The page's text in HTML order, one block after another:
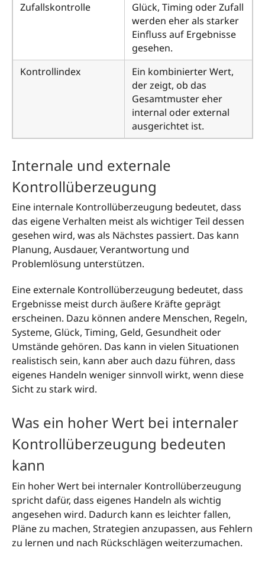
Zufallskontrolle
Glück, Timing oder Zufall
werden eher als starker
Einfluss auf Ergebnisse
gesehen.
Kontrollindex
Ein kombinierter Wert,
der zeigt, ob das
Gesamtmuster eher
internal oder external
ausgerichtet ist.
Internale und externale
Kontrollüberzeugung
Eine internale Kontrollüberzeugung bedeutet, dass
das eigene Verhalten meist als wichtiger Teil dessen
gesehen wird, was als Nächstes passiert. Das kann
Planung, Ausdauer, Verantwortung und
Problemlösung unterstützen.
Eine externale Kontrollüberzeugung bedeutet, dass
Ergebnisse meist durch äußere Kräfte geprägt
erscheinen. Dazu können andere Menschen, Regeln,
Systeme, Glück, Timing, Geld, Gesundheit oder
Umstände gehören. Das kann in vielen Situationen
realistisch sein, kann aber auch dazu führen, dass
eigenes Handeln weniger sinnvoll wirkt, wenn diese
Sicht zu stark wird.
Was ein hoher Wert bei internaler
Kontrollüberzeugung bedeuten
kann
Ein hoher Wert bei internaler Kontrollüberzeugung
spricht dafür, dass eigenes Handeln als wichtig
angesehen wird. Dadurch kann es leichter fallen,
Pläne zu machen, Strategien anzupassen, aus Fehlern
zu lernen und nach Rückschlägen weiterzumachen.